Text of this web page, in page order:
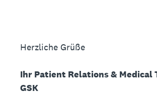
Herzliche Grüße
Ihr Patient Relations & Medical
GSK